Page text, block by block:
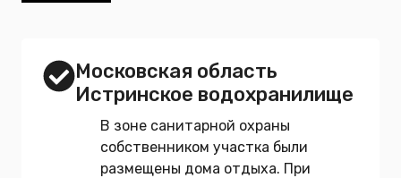
Московская область
Истринское водохранилище
В зоне санитарной охраны
собственником участка были
размещены дома отдыха. При